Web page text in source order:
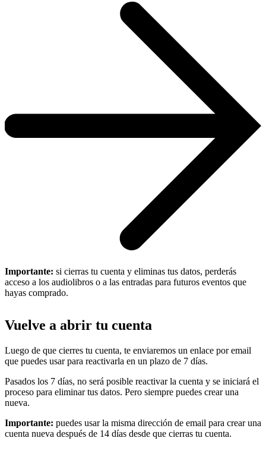
Importante: si cierras tu cuenta y eliminas tus datos, perderás
acceso a los audiolibros o a las entradas para futuros eventos que
hayas comprado.
Vuelve a abrir tu cuenta
Luego de que cierres tu cuenta, te enviaremos un enlace por email
que puedes usar para reactivarla en un plazo de 7 días.
Pasados los 7 días, no será posible reactivar la cuenta y se iniciará el
proceso para eliminar tus datos. Pero siempre puedes crear una
nueva.
Importante: puedes usar la misma dirección de email para crear una
cuenta nueva después de 14 días desde que cierras tu cuenta.